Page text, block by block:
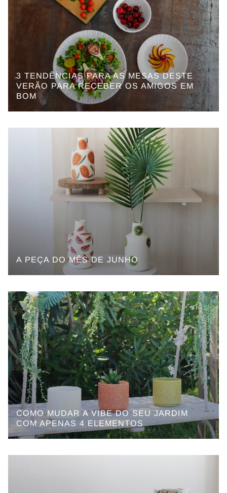
3 TENDÊNCIAS PARA AS MESAS DESTE
VERÃO PARA RECEBER OS AMIGOS EM
BOM
A PEÇA DO MÊS DE JUNHO
COMO MUDAR A VIBE DO SEU JARDIM
COM APENAS 4 ELEMENTOS